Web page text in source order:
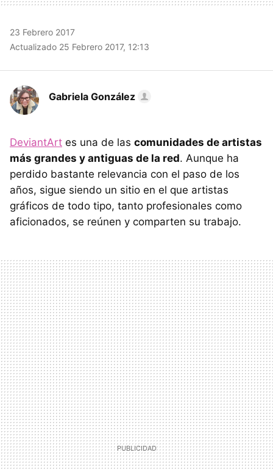
23 Febrero 2017
Actualizado 25 Febrero 2017, 12:13
Gabriela González
DeviantArt es una de las comunidades de artistas
más grandes y antiguas de la red. Aunque ha
perdido bastante relevancia con el paso de los
años, sigue siendo un sitio en el que artistas
gráficos de todo tipo, tanto profesionales como
aficionados, se reúnen y comparten su trabajo.